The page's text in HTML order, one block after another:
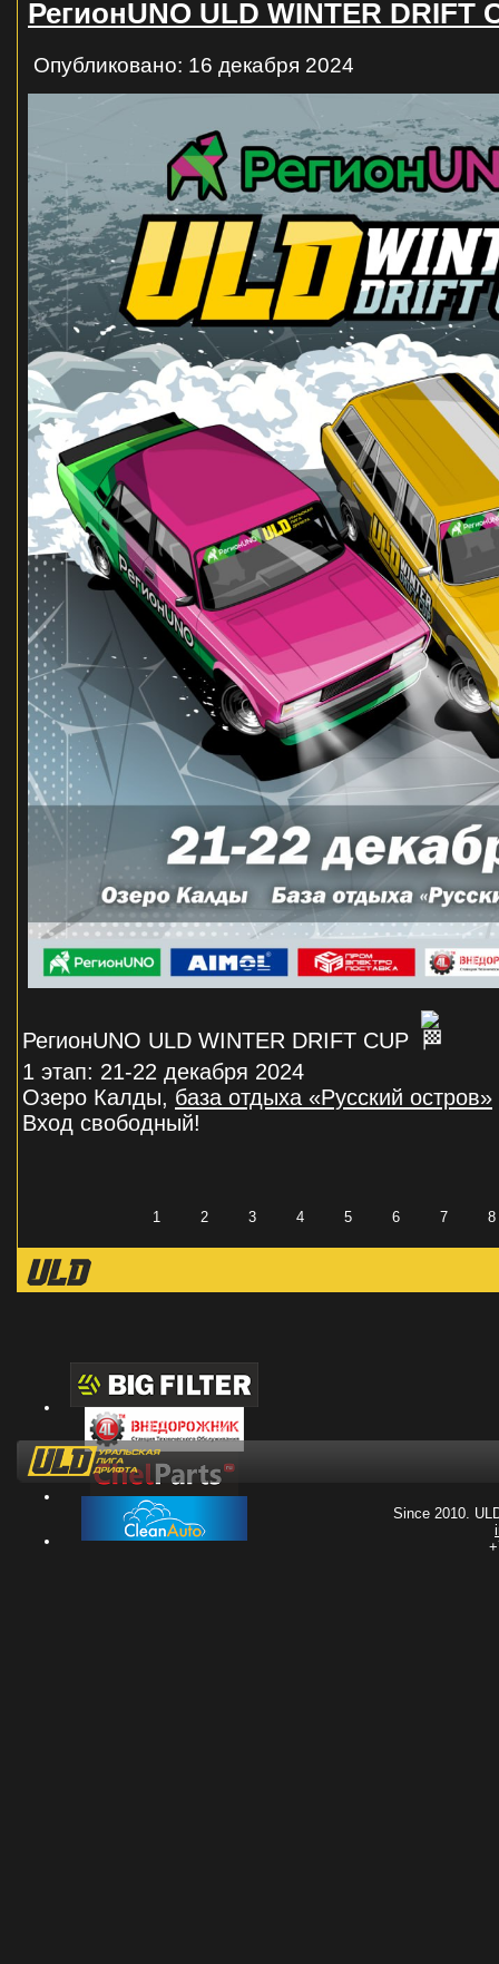
РегионUNO ULD WINTER DRIFT
Опубликовано: 16 декабря 2024
РегионUNO ULD WINTER DRIFT CUP
1 этап: 21-22 декабря 2024
Озеро Калды, база отдыха «Русский остров»
Вход свободный!
1 2 3 4 5 6 7 8
Since 2010.